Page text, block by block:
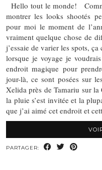
Hello tout le monde!
montrer les looks shootés
pour moi le moment de
vraiment quelque chose de
j’essaie de varier les spots,
lorsque je voyage je
endroit magique pour
jour-là, ce sont posées sur
Xelida près de Tamariu sur
la pluie s’est invitée et la
que j’ai aimé cet endroit et
PARTAGER: